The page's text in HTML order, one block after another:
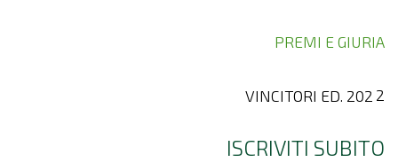
PREMI E GIURIA
VINCITORI ED. 202 2
ISCRIVITI SUBITO